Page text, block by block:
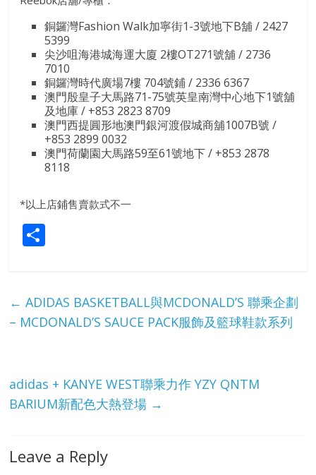
銅鑼灣Fashion Walk加寧街1-3號地下B舖 / ‪2427
5399‬‬‬‬‬‬‬‬‬‬‬‬‬‬‬‬‬‬‬‬‬‬
尖沙咀海港城海運大廈 2樓OT271號舖 / 2736
7010‬‬‬‬‬‬‬‬‬‬‬‬‬‬‬‬‬‬‬‬‬‬
銅鑼灣時代廣場7樓 704號鋪 / ‪2336 6367‬
澳門殷皇子大馬路71-75號英皇南灣中心地下1號舖
及地庫 / +853 2823 8709‬‬‬‬‬‬‬‬‬‬‬‬‬‬‬‬‬‬‬‬‬‬
澳門西提圓形地澳門銀河渡假城商舖1007B號 /
‪+853 2899 0032‬‬‬‬‬‬‬‬‬‬‬‬‬‬‬‬‬‬‬‬‬‬
澳門荷蘭園大馬路59至61號地下 / ‪+853 2878
8118‬‬‬‬‬‬‬‬‬‬‬‬‬‬‬‬‬‬‬
*以上店鋪售賣款式不一
e
← ADIDAS BASKETBALL與MCDONALD’S 聯乘企劃
– MCDONALD’S SAUCE PACK服飾及籃球鞋款系列
adidas + KANYE WEST聯乘力作 YZY QNTM
BARIUM新配色大熱登場 →
Leave a Reply